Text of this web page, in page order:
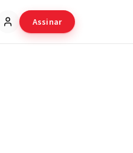
Assinar